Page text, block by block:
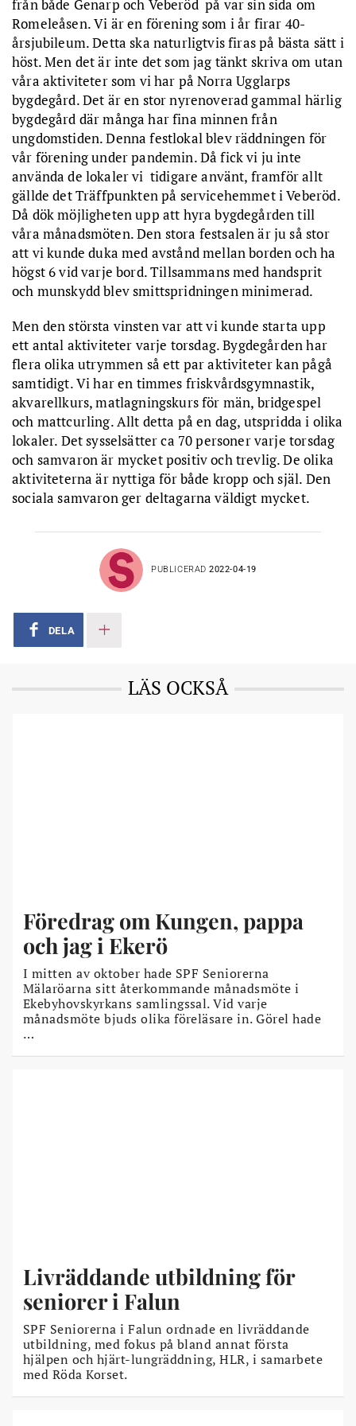
från både Genarp och Veberöd på var sin sida om
Romeleåsen. Vi är en förening som i år firar 40-
årsjubileum. Detta ska naturligtvis firas på bästa sätt i
höst. Men det är inte det som jag tänkt skriva om utan
våra aktiviteter som vi har på Norra Ugglarps
bygdegård. Det är en stor nyrenoverad gammal härlig
bygdegård där många har fina minnen från
ungdomstiden. Denna festlokal blev räddningen för
vår förening under pandemin. Då fick vi ju inte
använda de lokaler vi tidigare använt, framför allt
gällde det Träffpunkten på servicehemmet i Veberöd.
Då dök möjligheten upp att hyra bygdegården till
våra månadsmöten. Den stora festsalen är ju så stor
att vi kunde duka med avstånd mellan borden och ha
högst 6 vid varje bord. Tillsammans med handsprit
och munskydd blev smittspridningen minimerad.
Men den största vinsten var att vi kunde starta upp
ett antal aktiviteter varje torsdag. Bygdegården har
flera olika utrymmen så ett par aktiviteter kan pågå
samtidigt. Vi har en timmes friskvårdsgymnastik,
akvarellkurs, matlagningskurs för män, bridgespel
och mattcurling. Allt detta på en dag, utspridda i olika
lokaler. Det sysselsätter ca 70 personer varje torsdag
och samvaron är mycket positiv och trevlig. De olika
aktiviteterna är nyttiga för både kropp och själ. Den
sociala samvaron ger deltagarna väldigt mycket.
PUBLICERAD2022-04-19
DELA
LÄS OCKSÅ
Föredrag om Kungen, pappa
och jag i Ekerö
I mitten av oktober hade SPF Seniorerna
Mälaröarna sitt återkommande månadsmöte i
Ekebyhovskyrkans samlingssal. Vid varje
månadsmöte bjuds olika föreläsare in. Görel hade
…
Livräddande utbildning för
seniorer i Falun
SPF Seniorerna i Falun ordnade en livräddande
utbildning, med fokus på bland annat första
hjälpen och hjärt-lungräddning, HLR, i samarbete
med Röda Korset.